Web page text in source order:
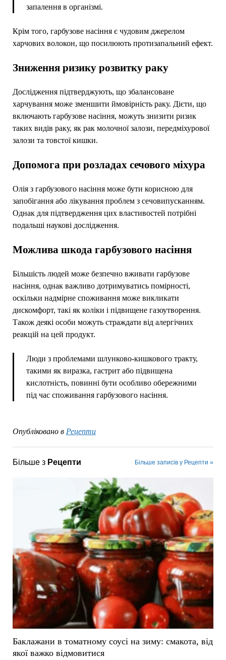
запалення в організмі.
Крім того, гарбузове насіння є чудовим джерелом
харчових волокон, що посилюють протизапальний ефект.
Зниження ризику розвитку раку
Дослідження підтверджують, що збалансоване
харчування може зменшити ймовірність раку. Дієти, що
включають гарбузове насіння, можуть знизити ризик
таких видів раку, як рак молочної залози, передміхурової
залози та товстої кишки.
Допомога при розладах сечового міхура
Олія з гарбузового насіння може бути корисною для
запобігання або лікування проблем з сечовипусканням.
Однак для підтвердження цих властивостей потрібні
подальші наукові дослідження.
Можлива шкода гарбузового насіння
Більшість людей може безпечно вживати гарбузове
насіння, однак важливо дотримуватись помірності,
оскільки надмірне споживання може викликати
дискомфорт, такі як коліки і підвищене газоутворення.
Також деякі особи можуть страждати від алергічних
реакцій на цей продукт.
Люди з проблемами шлунково-кишкового тракту,
такими як виразка, гастрит або підвищена
кислотність, повинні бути особливо обережними
під час споживання гарбузового насіння.
Опубліковано в Рецепти
Більше з Рецепти Більше записів у Рецепти »
Баклажани в томатному соусі на зиму: смакота, від
якої важко відмовитися